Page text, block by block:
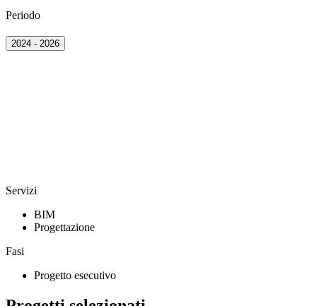
Periodo
2024 - 2026
Servizi
BIM
Progettazione
Fasi
Progetto esecutivo